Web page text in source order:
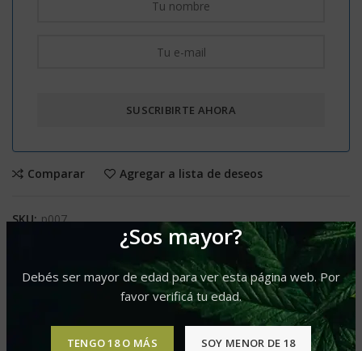
¿Sos mayor?
Debés ser mayor de edad para ver esta página web. Por
favor verificá tu edad.
TENGO 18 O MÁS SOY MENOR DE 18
Comparar Agregar a lista de deseos
SKU:p007
Grow Shop, Parafernalia
Compartir